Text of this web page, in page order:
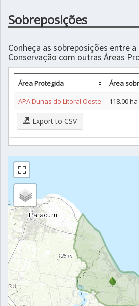
Sobreposições
Conheça as sobreposições entre
Conservação com outras Áreas
Área Protegida Área
APA Dunas do Litoral Oeste
118.00 ha
Export to CSV